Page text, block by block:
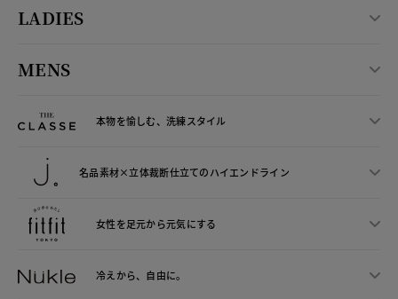
LADIES
MENS
本物を愉しむ、洗練スタイル
名品素材×立体裁断仕立てのハイエンドライン
女性を足元から元気にする
冷えから、 自由に。